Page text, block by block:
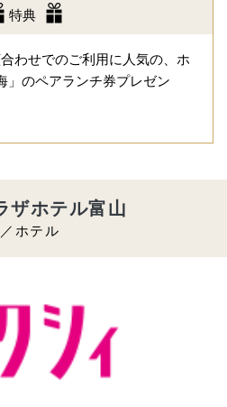
特典
わせでのご利用に人気の、ホ
」のペアランチ券プレゼン
ホテル
ザホテル富山